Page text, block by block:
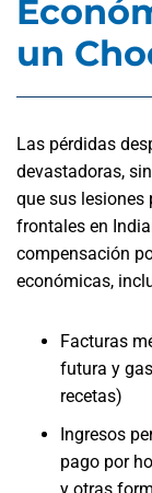
un
Las pérdidas
devastadoras,
que sus lesiones
frontales en
compensación
económicas,
Facturas
futura y
recetas)
Ingresos
pago por